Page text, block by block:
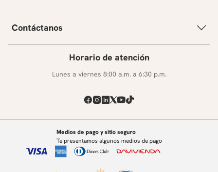
Contáctanos
Horario de atención
Lunes a viernes 8:00 a.m. a 6:30 p.m.
Medios de pago y sitio seguro
Te presentamos algunos medios de pago